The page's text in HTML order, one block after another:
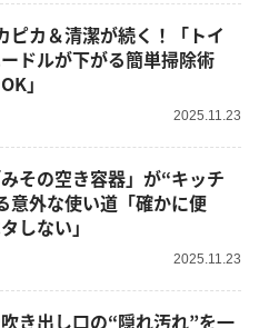
ピカ＆清潔が続く！「トイ
ドルが下がる簡単掃除術
」
2025.11.23
その空き容器」が“キッチ
意外な使い道「確かに便
しない」
2025.11.23
き出し口の“隠れ汚れ”を一